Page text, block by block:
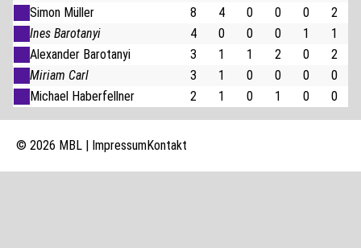
Simon Müller
8 4 0 0 0
2
Ines Barotanyi
4 0 0 0 1
1
Alexander Barotanyi
3 1 1 2 0
2
Miriam Carl
3 1 0 0 0
0
Michael Haberfellner
2 1 0 1 0 0
© 2026 MBL | ImpressumKontakt